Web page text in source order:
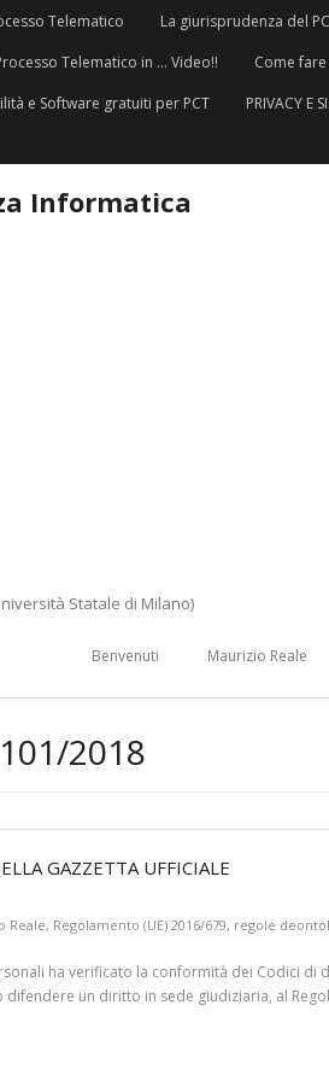
Telematico
La giurisprudenza del
Telematico in … Video!!
Come
e Software gratuiti per PCT
PRIVACY E
Informatica
Statale di Milano)
Benvenuti Maurizio Reale
2018
GAZZETTA UFFICIALE
Reale, Regolamento (UE) 2016/679, regole
ha verificato la conformità dei Codici
un diritto in sede giudiziaria, al